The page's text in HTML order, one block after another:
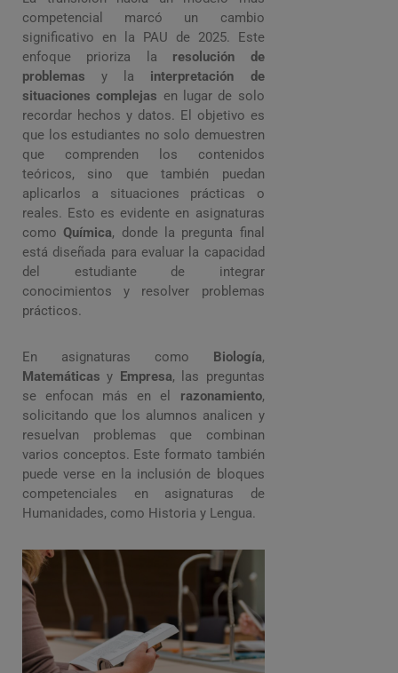
competencial marcó un cambio
significativo en la PAU de 2025. Este
enfoque prioriza la resolución de
problemas y la interpretación de
situaciones complejas en lugar de solo
recordar hechos y datos. El objetivo es
que los estudiantes no solo demuestren
que comprenden los contenidos
teóricos, sino que también puedan
aplicarlos a situaciones prácticas o
reales. Esto es evidente en asignaturas
comoQuímica, donde la pregunta final
está diseñada para evaluar la capacidad
del estudiante de integrar
conocimientos y resolver problemas
prácticos.
En asignaturas como Biología,
Matemáticas y Empresa, las preguntas
se enfocan más en el razonamiento,
solicitando que los alumnos analicen y
resuelvan problemas que combinan
varios conceptos. Este formato también
puede verse en la inclusión de bloques
competenciales en asignaturas de
Humanidades, como Historia y Lengua.